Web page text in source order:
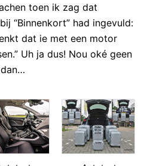
toen ik zag dat
“Binnenkort” had ingevuld:
dat ie met een motor
Uh ja dus! Nou oké geen